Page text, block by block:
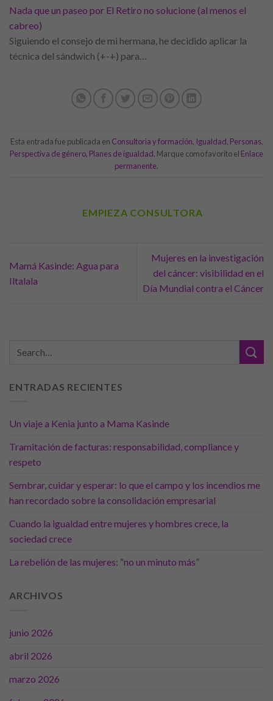
Nada que un paseo por El Retiro no solucione (al menos el
cabreo)
Siguiendo el consejo de mi hermana, he decidido aplicar la
técnica del sándwich (+-+) para…
Esta entrada fue publicada en Consultoria y formación, Igualdad, Personas,
Perspectiva de género, Planes de igualdad. Marque como favorito el Enlace
permanente.
EMPIEZA CONSULTORA
Mamá Kasinde: Agua para
Iltalala
Mujeres en la investigación
del cáncer: visibilidad en el
Día Mundial contra el Cáncer
ENTRADAS RECIENTES
Un viaje a Kenia junto a Mama Kasinde
Tramitación de facturas: responsabilidad, compliance y
respeto
Sembrar, cuidar y esperar: lo que el campo y los incendios me
han recordado sobre la consolidación empresarial
Cuando la igualdad entre mujeres y hombres crece, la
sociedad crece
La rebelión de las mujeres: “no un minuto más”
ARCHIVOS
junio 2026
abril 2026
marzo 2026